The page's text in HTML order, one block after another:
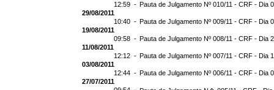
12:59 - Pauta de Julgamento Nº 010/11 - CRF - Dia
29/08/2011
10:40 - Pauta de Julgamento Nº 009/11 - CRF - Dia
19/08/2011
09:58 - Pauta de Julgamento Nº 008/11 - CRF - Dia
11/08/2011
12:12 - Pauta de Julgamento Nº 007/11 - CRF - Dia
03/08/2011
12:44 - Pauta de Julgamento Nº 006/11 - CRF - Dia
27/07/2011